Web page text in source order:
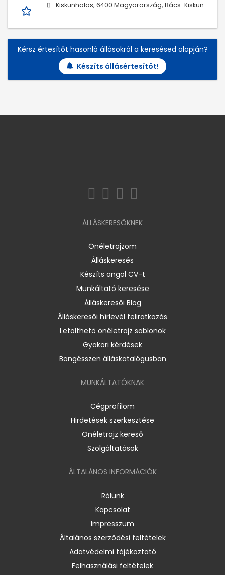
Kiskunhalas, 6400 Magyarország, Bács-Kiskun
Kérsz értesítőt hasonló állásokról a keresésed alapján?
Készíts állásértesítőt!
ÁLLÁSKERESŐKNEK
Önéletrajzom
Álláskeresés
Készíts angol CV-t
Munkáltató keresése
Álláskeresői Blog
Álláskeresői hírlevél feliratkozás
Letölthető önéletrajz sablonok
Gyakori kérdések
Böngésszen álláskatalógusban
MUNKÁLTATÓKNAK
Cégprofilom
Hirdetések szerkesztése
Önéletrajz kereső
Szolgáltatások
ÁLTALÁNOS INFORMÁCIÓK
Rólunk
Kapcsolat
Impresszum
Általános szerződési feltételek
Adatvédelmi tájékoztató
Felhasználási feltételek